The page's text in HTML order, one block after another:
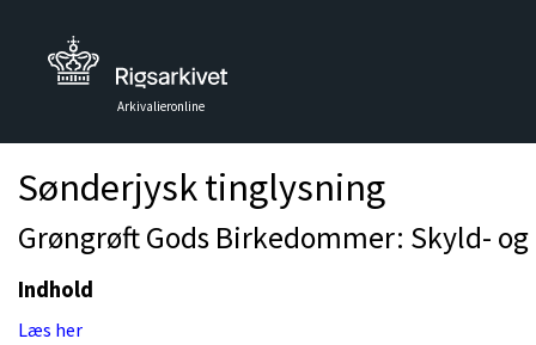
Arkivalieronline
Sønderjysk tinglysning
Grøngrøft Gods Birkedommer: Skyld-
Indhold
Læs her